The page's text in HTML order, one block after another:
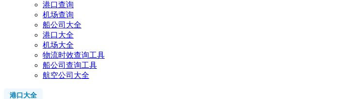
港口查询
机场查询
船公司大全
港口大全
机场大全
物流时效查询工具
船公司查询工具
航空公司大全
港口大全